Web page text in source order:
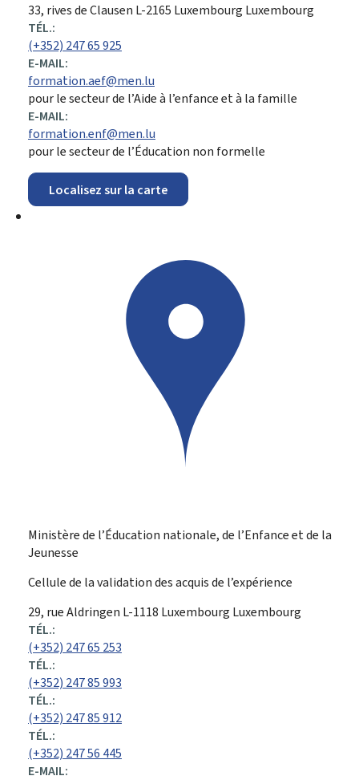
ADRESSE
:
33, rives de Clausen L-2165 Luxembourg Luxembourg
TÉL.:
(+352) 247 65 925
E-MAIL:
formation.aef@men.lu
pour le secteur de l’Aide à l’enfance et à la famille
E-MAIL:
formation.enf@men.lu
pour le secteur de l’Éducation non formelle
Localisez sur la carte
Ministère de l’Éducation nationale, de l’Enfance et de la
Jeunesse
Cellule de la validation des acquis de l’expérience
ADRESSE
:
29, rue Aldringen L-1118 Luxembourg Luxembourg
TÉL.:
(+352) 247 65 253
TÉL.:
(+352) 247 85 993
TÉL.:
(+352) 247 85 912
TÉL.:
(+352) 247 56 445
E-MAIL: